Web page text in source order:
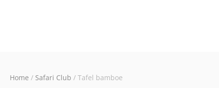
Home / Safari Club / Tafel bamboe